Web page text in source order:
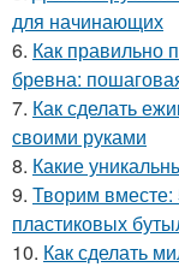
для начинающих
6. Как правильно
бревна:
7. Как сделать
своими руками
8. Какие
9. Творим вместе:
пластиковых
10. Как сделать